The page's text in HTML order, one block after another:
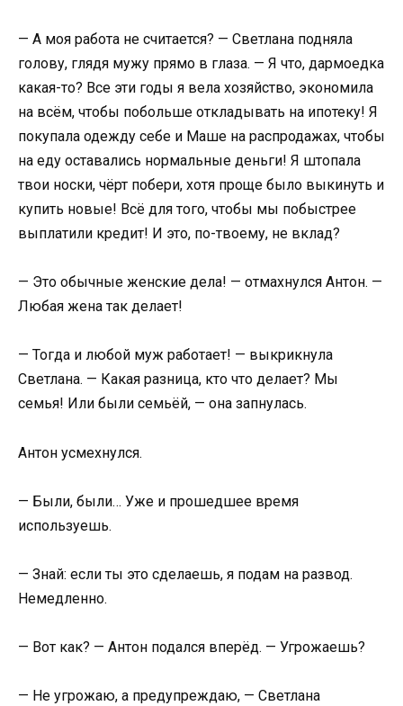
— А моя работа не считается? — Светлана подняла
голову, глядя мужу прямо в глаза. — Я что, дармоедка
какая-то? Все эти годы я вела хозяйство, экономила
на всём, чтобы побольше откладывать на ипотеку! Я
покупала одежду себе и Маше на распродажах, чтобы
на еду оставались нормальные деньги! Я штопала
твои носки, чёрт побери, хотя проще было выкинуть и
купить новые! Всё для того, чтобы мы побыстрее
выплатили кредит! И это, по-твоему, не вклад?
— Это обычные женские дела! — отмахнулся Антон. —
Любая жена так делает!
— Тогда и любой муж работает! — выкрикнула
Светлана. — Какая разница, кто что делает? Мы
семья! Или были семьёй, — она запнулась.
Антон усмехнулся.
— Были, были… Уже и прошедшее время
используешь.
— Знай: если ты это сделаешь, я подам на развод.
Немедленно.
— Вот как? — Антон подался вперёд. — Угрожаешь?
— Не угрожаю, а предупреждаю, — Светлана